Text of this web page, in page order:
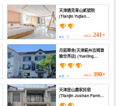
天津遇見青山貳號院
(Tianjin Yujian
4.1/ 5 HKD 241+
月庭華舍(天津薊州吉姆冒
險世界店) (Yueting
Huashe (Tianjin Jizhou
Jim Adventure World))
4.9/ 5 HKD 390+
天津居山農家民宿
(Tianjin Jushan Farm